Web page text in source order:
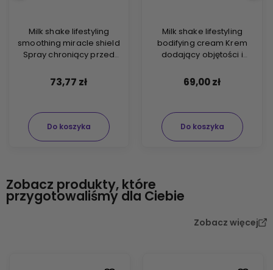
Milk shake lifestyling
smoothing miracle shield
Spray chroniący przed
73,77 zł
Do koszyka
Milk shake lifestyling
bodifying cream Krem
dodający objętości i
69,00 zł
Do koszyka
Zobacz produkty, które
przygotowaliśmy dla Ciebie
Zobacz więcej